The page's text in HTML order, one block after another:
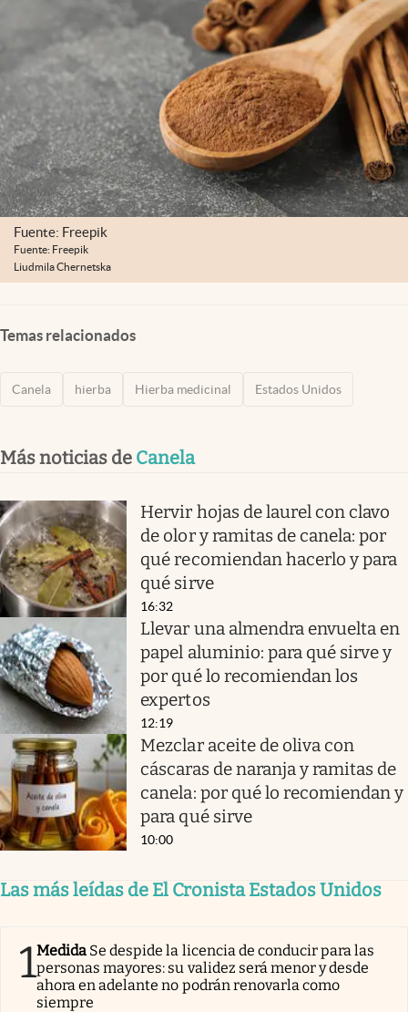
Fuente: Freepik
Fuente: Freepik
Liudmila Chernetska
Temas relacionados
Canela hierba Hierba medicinal Estados Unidos
Más noticias de Canela
Hervir hojas de laurel con clavo
de olor y ramitas de canela: por
qué recomiendan hacerlo y para
qué sirve
16:32
Llevar una almendra envuelta en
papel aluminio: para qué sirve y
por qué lo recomiendan los
expertos
12:19
Mezclar aceite de oliva con
cáscaras de naranja y ramitas de
canela: por qué lo recomiendan y
para qué sirve
10:00
Las más leídas de El Cronista Estados Unidos
1Medida Se despide la licencia de conducir para las
personas mayores: su validez será menor y desde
ahora en adelante no podrán renovarla como
siempre